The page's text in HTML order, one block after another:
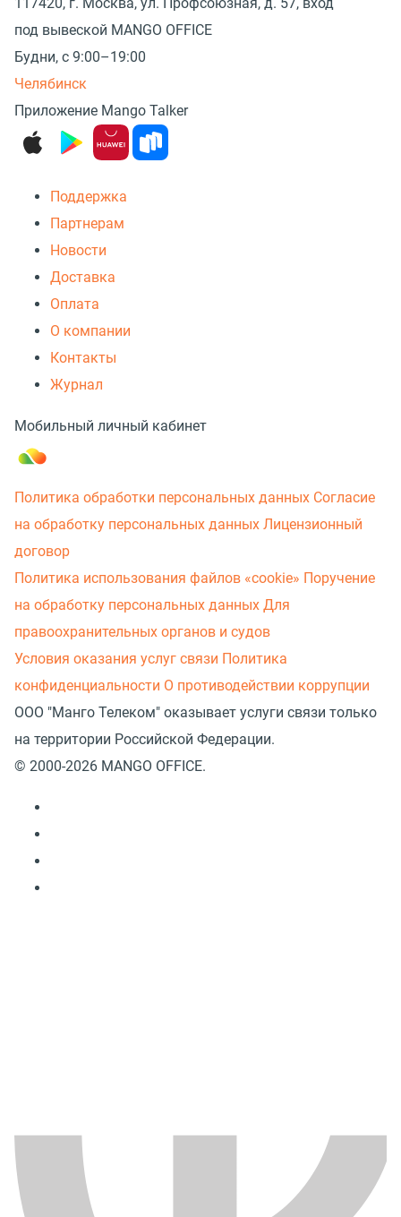
117420, г. Москва, ул. Профсоюзная, д. 57, вход
под вывеской MANGO OFFICE
Будни, с 9:00–19:00
Челябинск
Приложение Mango Talker
Поддержка
Партнерам
Новости
Доставка
Оплата
О компании
Контакты
Журнал
Мобильный личный кабинет
Политика обработки персональных данных Согласие
на обработку персональных данных Лицензионный
договор
Политика использования файлов «cookie» Поручение
на обработку персональных данных Для
правоохранительных органов и судов
Условия оказания услуг связи Политика
конфиденциальности О противодействии коррупции
ООО "Манго Телеком" оказывает услуги связи только
на территории Российской Федерации.
© 2000-2026 MANGO OFFICE.